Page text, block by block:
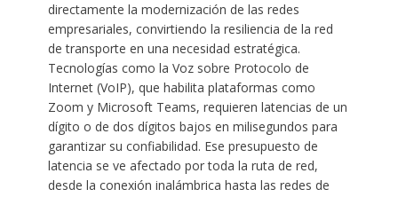
directamente la modernización de las redes
empresariales, convirtiendo la resiliencia de la red
de transporte en una necesidad estratégica.
Tecnologías como la Voz sobre Protocolo de
Internet (VoIP), que habilita plataformas como
Zoom y Microsoft Teams, requieren latencias de un
dígito o de dos dígitos bajos en milisegundos para
garantizar su confiabilidad. Ese presupuesto de
latencia se ve afectado por toda la ruta de red,
desde la conexión inalámbrica hasta las redes de